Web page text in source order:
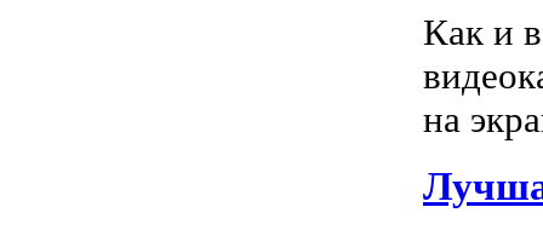
Как и
на